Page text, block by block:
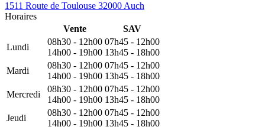
1511 Route de Toulouse 32000 Auch
Horaires
Vente
SAV
Lundi
08h30 - 12h00
14h00 - 19h00
07h45 - 12h00
13h45 - 18h00
Mardi
08h30 - 12h00
14h00 - 19h00
07h45 - 12h00
13h45 - 18h00
Mercredi
08h30 - 12h00
14h00 - 19h00
07h45 - 12h00
13h45 - 18h00
Jeudi
08h30 - 12h00
14h00 - 19h00
07h45 - 12h00
13h45 - 18h00